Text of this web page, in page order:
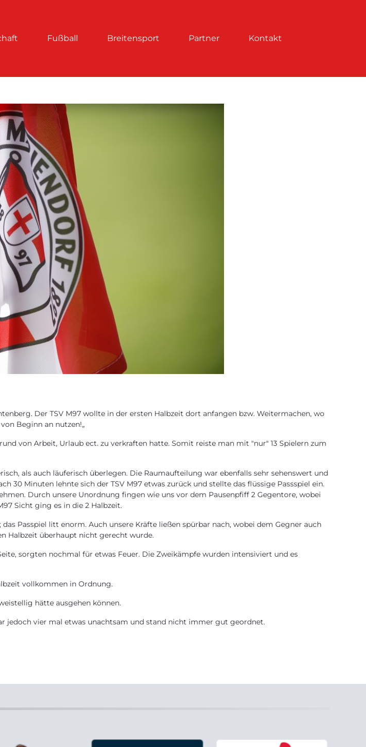
Fußball Breitensport Partner Kontakt
Der TSV M97 wollte in der ersten Halbzeit dort anfangen bzw. Weitermachen, wo
Beginn an nutzen!„
von Arbeit, Urlaub ect. zu verkraften hatte. Somit reiste man mit "nur" 13 Spielern zum
als auch läuferisch überlegen. Die Raumaufteilung war ebenfalls sehr sehenswert und
30 Minuten lehnte sich der TSV M97 etwas zurück und stellte das flüssige Passspiel ein.
Durch unsere Unordnung fingen wie uns vor dem Pausenpfiff 2 Gegentore, wobei
Sicht ging es in die 2 Halbzeit.
Passpiel litt enorm. Auch unsere Kräfte ließen spürbar nach, wobei dem Gegner auch
Halbzeit überhaupt nicht gerecht wurde.
sorgten nochmal für etwas Feuer. Die Zweikämpfe wurden intensiviert und es
vollkommen in Ordnung.
hätte ausgehen können.
jedoch vier mal etwas unachtsam und stand nicht immer gut geordnet.